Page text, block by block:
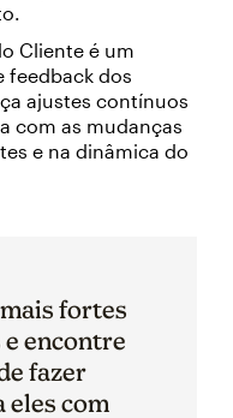
Cliente é um
feedback dos
ajustes contínuos
com as mudanças
e na dinâmica do
fortes
e encontre
fazer
eles com